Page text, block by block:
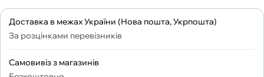
Доставка в межах України (Нова пошта, Укрпошта)
За розцінками перевізників
Самовивіз з магазинів